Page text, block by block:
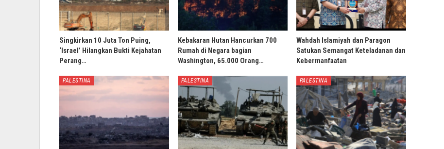
Singkirkan 10 Juta Ton Puing,
‘Israel’ Hilangkan Bukti Kejahatan
Perang…
Kebakaran Hutan Hancurkan 700
Rumah di Negara bagian
Washington, 65.000 Orang…
Wahdah Islamiyah dan Paragon
Satukan Semangat Keteladanan dan
Kebermanfaatan
PALESTINA PALESTINA PALESTINA